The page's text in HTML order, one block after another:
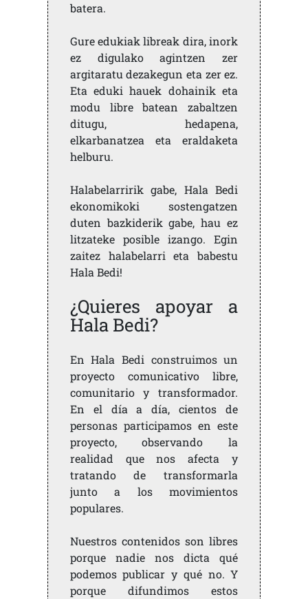
batera.
Gure edukiak libreak dira, inork
ez digulako agintzen zer
argitaratu dezakegun eta zer ez.
Eta eduki hauek dohainik eta
modu libre batean zabaltzen
ditugu, hedapena,
elkarbanatzea eta eraldaketa
helburu.
Halabelarririk gabe, Hala Bedi
ekonomikoki sostengatzen
duten bazkiderik gabe, hau ez
litzateke posible izango. Egin
zaitez halabelarri eta babestu
Hala Bedi!
¿Quieres apoyar a
Hala Bedi?
En Hala Bedi construimos un
proyecto comunicativo libre,
comunitario y transformador.
En el día a día, cientos de
personas participamos en este
proyecto, observando la
realidad que nos afecta y
tratando de transformarla
junto a los movimientos
populares.
Nuestros contenidos son libres
porque nadie nos dicta qué
podemos publicar y qué no. Y
porque difundimos estos